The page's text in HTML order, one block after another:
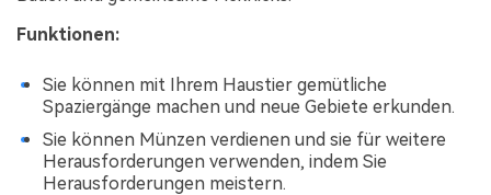
Funktionen:
Sie können mit Ihrem Haustier gemütliche
Spaziergänge machen und neue Gebiete erkunden.
Sie können Münzen verdienen und sie für weitere
Herausforderungen verwenden, indem Sie
Herausforderungen meistern.